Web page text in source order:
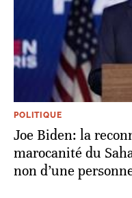
POLITIQUE
Joe Biden: la
marocanité du
non d’une